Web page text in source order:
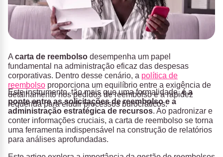
A carta de reembolso desempenha um papel
fundamental na administração eficaz das despesas
corporativas. Dentro desse cenário, a política de
reembolso proporciona um equilíbrio entre a exigência de
detalhamento nos pedidos de reembolso e a rapidez
requerida para eludir processos burocráticos.
Este instrumento, tão mais que uma formalidade,é a
ponte entre as solicitações de reembolso e a
administração estratégica de recursos. Ao padronizar e
conter informações cruciais, a carta de reembolso se torna
uma ferramenta indispensável na construção de relatórios
para análises aprofundadas.